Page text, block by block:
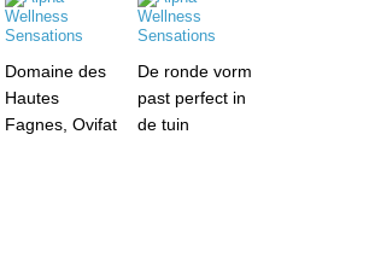
Domaine des
Hautes
Fagnes, Ovifat
De ronde vorm
past perfect in
de tuin